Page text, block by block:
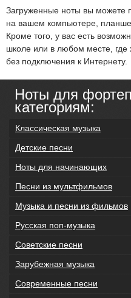
Загруженные ноты вы можете
на вашем компьютере,
Кроме того, у вас есть
школе или в любом месте, где
без подключения к Интернету.
Ноты для
категориям:
Классическая музыка
Детские песни
Ноты для начинающих
Песни из мультфильмов
Музыка и песни из фильмов
Русская поп-музыка
Советские песни
Зарубежная музыка
Современные песни